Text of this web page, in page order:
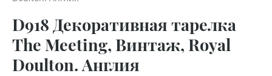
D918 Декоративная тарелка
The Meeting, Винтаж, Royal
Doulton. Англия